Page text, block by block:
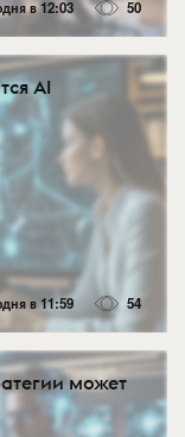
в 12:03 50
AI
в 11:59 54
может